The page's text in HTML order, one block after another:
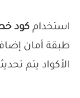
استخدام كود
طبقة أمان
الأكواد يتم